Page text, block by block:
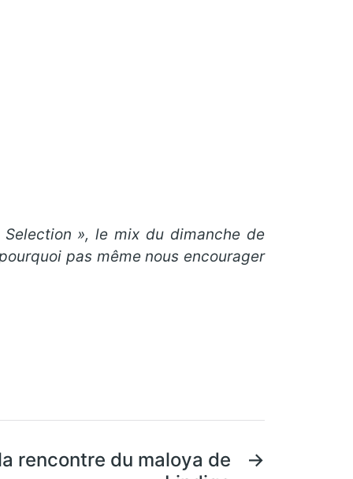
», le mix du dimanche de
pas même nous encourager
→
la rencontre du maloya de